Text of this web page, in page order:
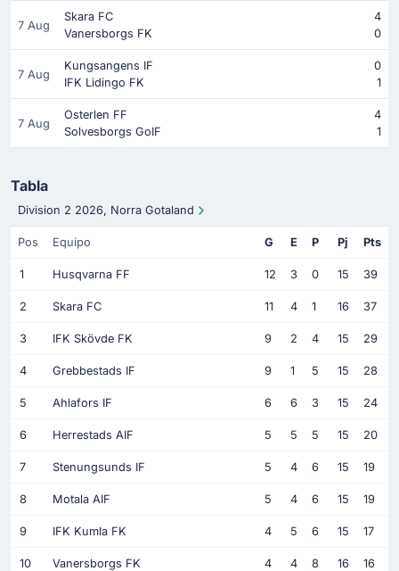
7 Aug
Skara FC
4
Vanersborgs FK
0
7 Aug
Kungsangens IF
0
IFK Lidingo FK
1
7 Aug
Osterlen FF
4
Solvesborgs GoIF
1
Tabla
Division 2 2026, Norra Gotaland
Pos Equipo G E P Pj Pts
1 Husqvarna FF 12 3 0 15 39
2 Skara FC 11 4 1 16 37
3 IFK Skövde FK 9 2 4 15 29
4 Grebbestads IF 9 1 5 15 28
5 Ahlafors IF 6 6 3 15 24
6 Herrestads AIF 5 5 5 15 20
7 Stenungsunds IF 5 4 6 15 19
8 Motala AIF 5 4 6 15 19
9 IFK Kumla FK 4 5 6 15 17
10 Vanersborgs FK 4 4 8 16 16